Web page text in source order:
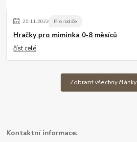
25.11.2023 Pro rodiče
Hračky pro miminka 0-8 měsíců
číst celé
Zobrazit všechny články
Kontaktní informace: